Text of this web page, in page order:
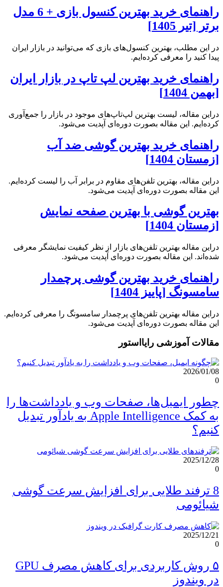
راهنمای خرید بهترین کنسول بازی + 6 مدل
برتر [تیر 1405]
در این مطلب، بهترین کنسول‌های بازی که می‌توانید در بازار ایران
پیدا کنید را معرفی کرده‌ایم.
راهنمای خرید بهترین لپ تاپ در بازار ایران
[بهمن 1404]
دراین مقاله، لیست بهترین لپ‌تاپ‌های موجود در بازار را جمع‌آوری
کرده‌ایم. این مقاله بصورت دوره‌ای آپدیت می‌شود.
راهنمای خرید بهترین گوشی ضد آب
[زمستان 1404]
دراین مقاله، بهترین تلفن‌های مقاوم در برابر آب را لیست کرده‌ایم.
این مقاله بصورت دوره‌ای آپدیت می‌شود.
بهترین گوشی با بهترین صفحه نمایش
[زمستان 1404]
دراین مقاله بهترین تلفن‌های بازار از نظر کیفیت نمایشگر معرفی
شده‌اند. این مقاله بصورت دوره‌ای آپدیت می‌شود.
راهنمای خرید بهترین گوشی پرچمدار
سامسونگ [پاییز 1404]
دراین مقاله بهترین تلفن‌های پرچمدار سامسونگ را معرفی کرده‌ایم.
این مقاله بصورت دوره‌ای آپدیت می‌شود.
مقالات آموزشی رایااستور
2026/01/08
0
چطور ایمیل‌ها، صفحات وب و یادداشت‌ها را
به کمک Apple Intelligence به یادآور تبدیل
کنیم؟
2025/12/28
0
8 ترفند طلایی برای افزایش سرعت گوشی
شیائومی
2025/12/21
0
۵ روش کاربردی برای کاهش مصرف GPU
در ویندوز